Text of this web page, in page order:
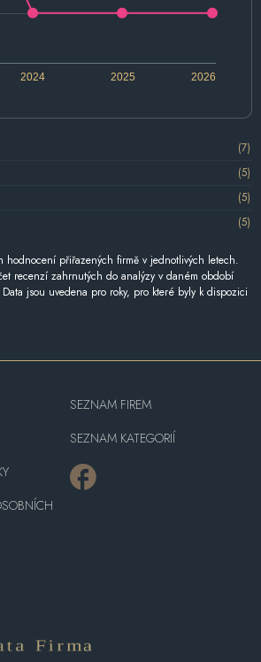
2024 2026
2025
(7)
(5)
(5)
(5)
hodnocení přiřazených firmě v jednotlivých letech.
recenzí zahrnutých do analýzy v daném období
jsou uvedena pro roky, pro které byly k dispozici
SEZNAM FIREM
SEZNAM KATEGORIÍ